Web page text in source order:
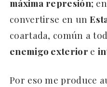
máxima represión;
convertirse en un
coartada, común a
enemigo exterior e
Por eso me produce